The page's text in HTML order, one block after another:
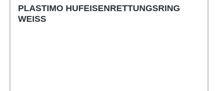
PLASTIMO HUFEISENRETTUNGSRING
WEISS